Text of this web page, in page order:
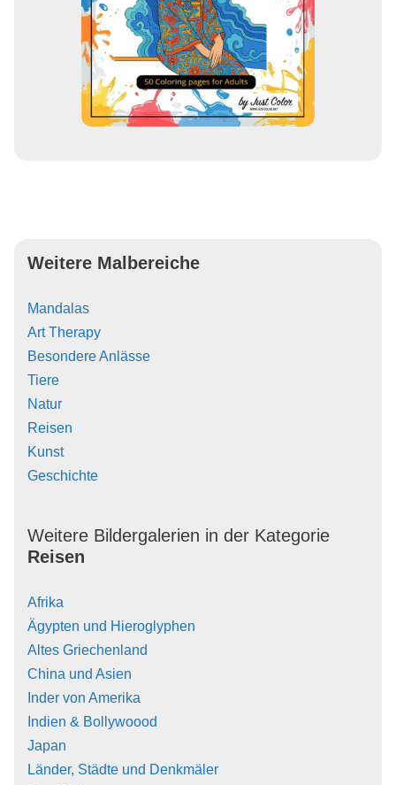
Weitere Malbereiche
Mandalas
Art Therapy
Besondere Anlässe
Tiere
Natur
Reisen
Kunst
Geschichte
Weitere Bildergalerien in der Kategorie
Reisen
Afrika
Ägypten und Hieroglyphen
Altes Griechenland
China und Asien
Inder von Amerika
Indien & Bollywoood
Japan
Länder, Städte und Denkmäler